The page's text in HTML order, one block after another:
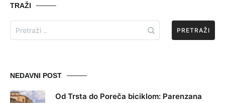
TRAŽI
for:
NEDAVNI POST
Od Trsta do Poreča biciklom: Parenzana